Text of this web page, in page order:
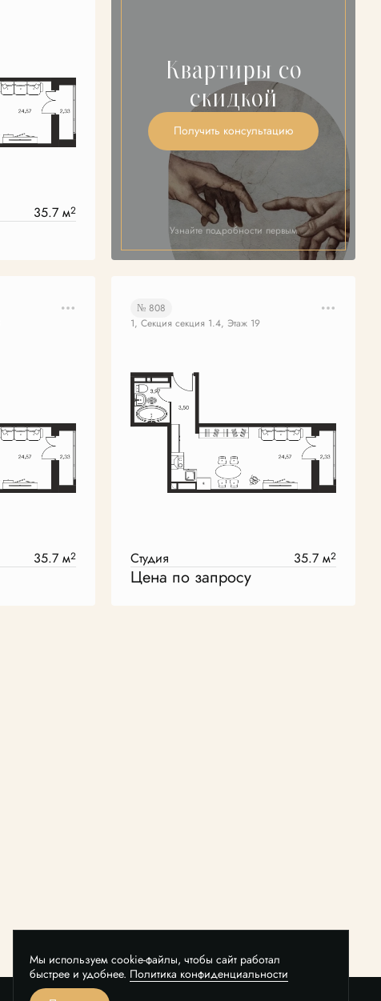
35.7 м2
Квартиры со
скидкой
Получить консультацию
Узнайте подробности первым
35.7 м2
№ 808
1, Секция секция 1.4, Этаж 19
Студия 35.7 м2
Цена по запросу
Мы используем cookie-файлы, чтобы сайт работал
быстрее и удобнее. Политика конфиденциальности